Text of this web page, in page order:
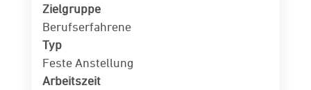
Zielgruppe
Berufserfahrene
Typ
Feste Anstellung
Arbeitszeit